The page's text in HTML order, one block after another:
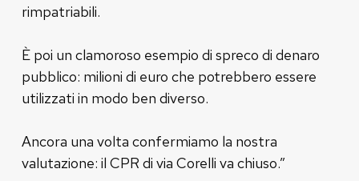
rimpatriabili.
È poi un clamoroso esempio di spreco di denaro
pubblico: milioni di euro che potrebbero essere
utilizzati in modo ben diverso.
Ancora una volta confermiamo la nostra
valutazione: il CPR di via Corelli va chiuso.”